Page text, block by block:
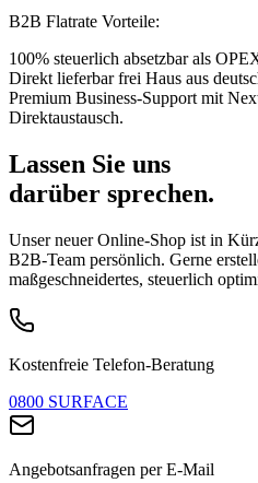
B2B Flatrate Vorteile:
100% steuerlich absetzbar als
Direkt lieferbar frei Haus aus
Premium Business-Support mit
Direktaustausch.
Lassen Sie uns
darüber sprechen.
Unser neuer Online-Shop ist in
B2B-Team persönlich. Gerne
maßgeschneidertes, steuerlich
Kostenfreie Telefon-Beratung
0800 SURFACE
Angebotsanfragen per E-Mail